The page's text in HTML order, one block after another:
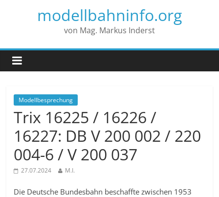
modellbahninfo.org
von Mag. Markus Inderst
Modellbesprechung
Trix 16225 / 16226 /
16227: DB V 200 002 / 220
004-6 / V 200 037
27.07.2024 M.I.
Die Deutsche Bundesbahn beschaffte zwischen 1953